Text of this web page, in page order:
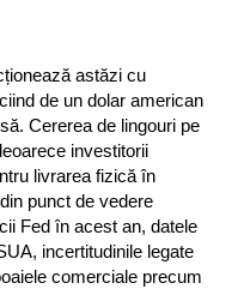
astăzi cu
de un dolar american
Cererea de lingouri pe
investitorii
livrarea fizică în
punct de vedere
Fed în acest an, datele
incertitudinile legate
comerciale precum